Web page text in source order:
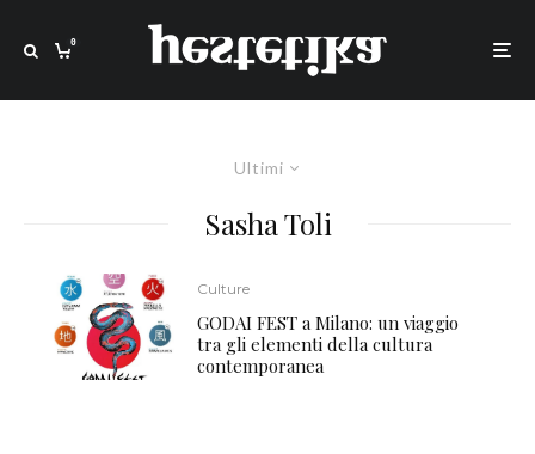
0
Ultimi
Sasha Toli
Culture
GODAI FEST a Milano: un viaggio
tra gli elementi della cultura
contemporanea